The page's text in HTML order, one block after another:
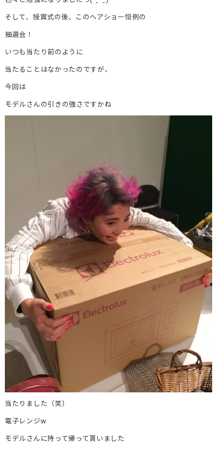
そして、授賞式の後、このヘアショー恒例の
抽選会！
いつも当たり前のように
当たることはなかったのですが、
今回は
モデルさんの引きの強さですかね
当たりました（笑）
電子レンジw
モデルさんに持って帰って貰いました